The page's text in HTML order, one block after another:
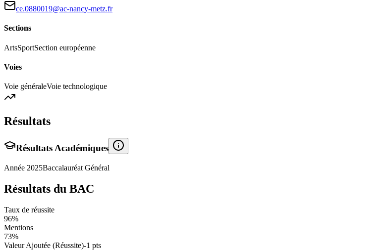
ce.0880019@ac-nancy-metz.fr
Sections
ArtsSportSection européenne
Voies
Voie généraleVoie technologique
Résultats
Résultats Académiques
Année 2025Baccalauréat Général
Résultats du BAC
Taux de réussite
96%
Mentions
73%
Valeur Ajoutée (Réussite)-1 pts